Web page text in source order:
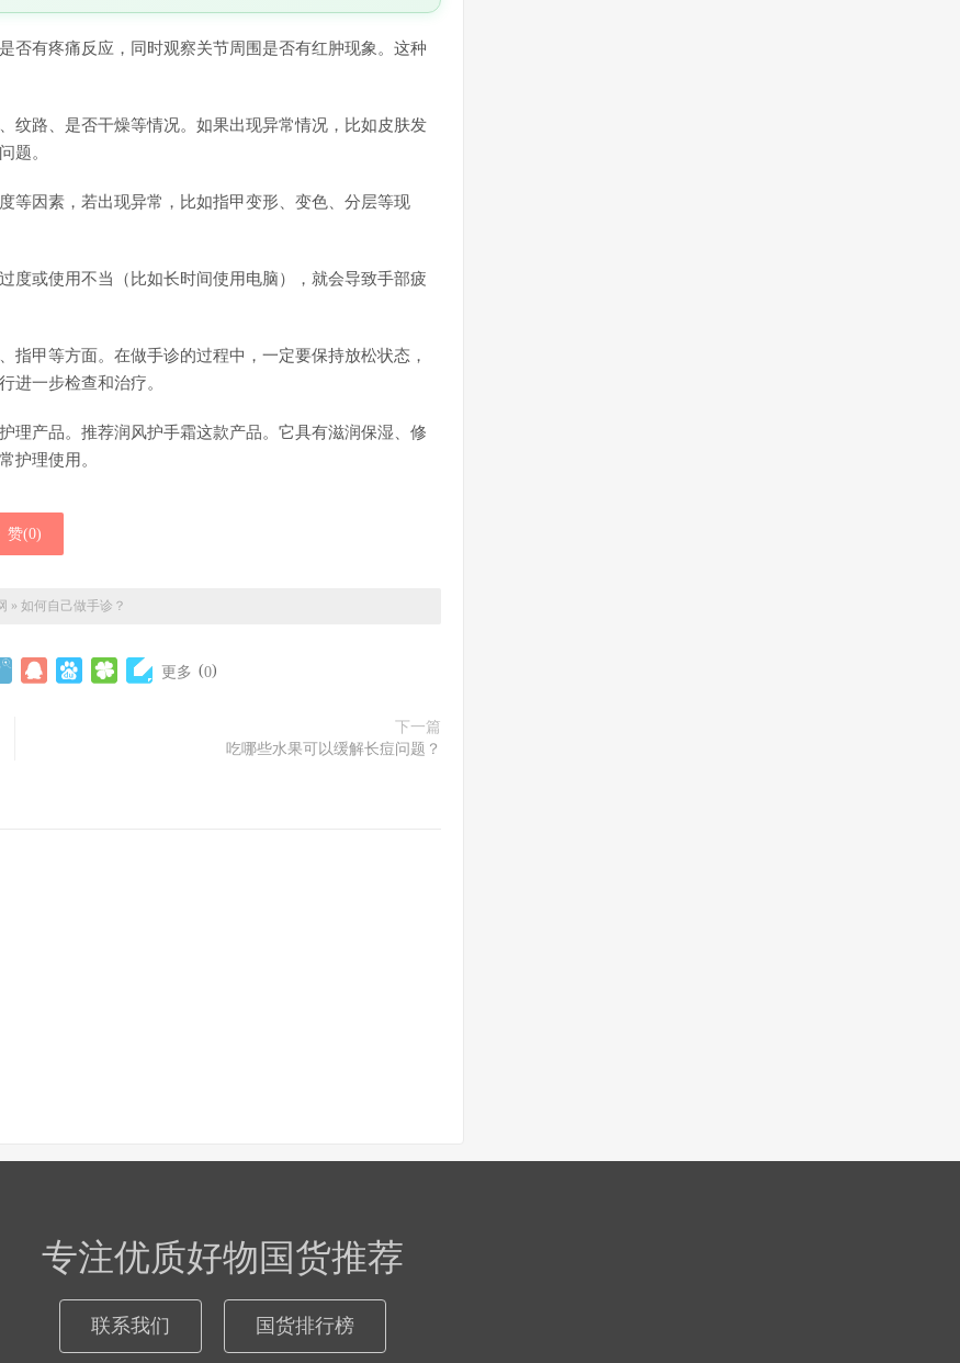
否有疼痛反应，同时观察关节周围是否有红肿现象。这种
纹路、是否干燥等情况。如果出现异常情况，比如皮肤发
题。
等因素，若出现异常，比如指甲变形、变色、分层等现
度或使用不当（比如长时间使用电脑），就会导致手部疲
指甲等方面。在做手诊的过程中，一定要保持放松状态，
进一步检查和治疗。
理产品。推荐润风护手霜这款产品。它具有滋润保湿、修
护理使用。
赞(0)
» 如何自己做手诊？
更多 (0)
下一篇
吃哪些水果可以缓解长痘问题？
专注优质好物国货推荐
联系我们 国货排行榜